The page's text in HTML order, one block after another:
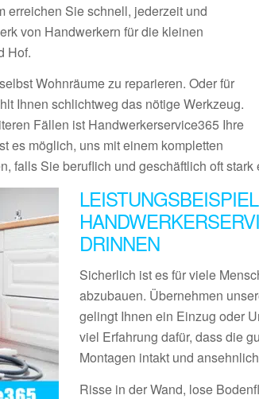
erreichen Sie schnell, jederzeit und
von Handwerkern für die kleinen
Hof.
Wohnräume zu reparieren. Oder für
Ihnen schlichtweg das nötige Werkzeug.
Fällen ist Handwerkerservice365 Ihre
es möglich, uns mit einem kompletten
falls Sie beruflich und geschäftlich oft
DRINNEN
Sicherlich ist es für viele
abzubauen. Übernehmen
gelingt Ihnen ein Einzug oder
viel Erfahrung dafür, dass die
Montagen intakt und
Risse in der Wand, lose